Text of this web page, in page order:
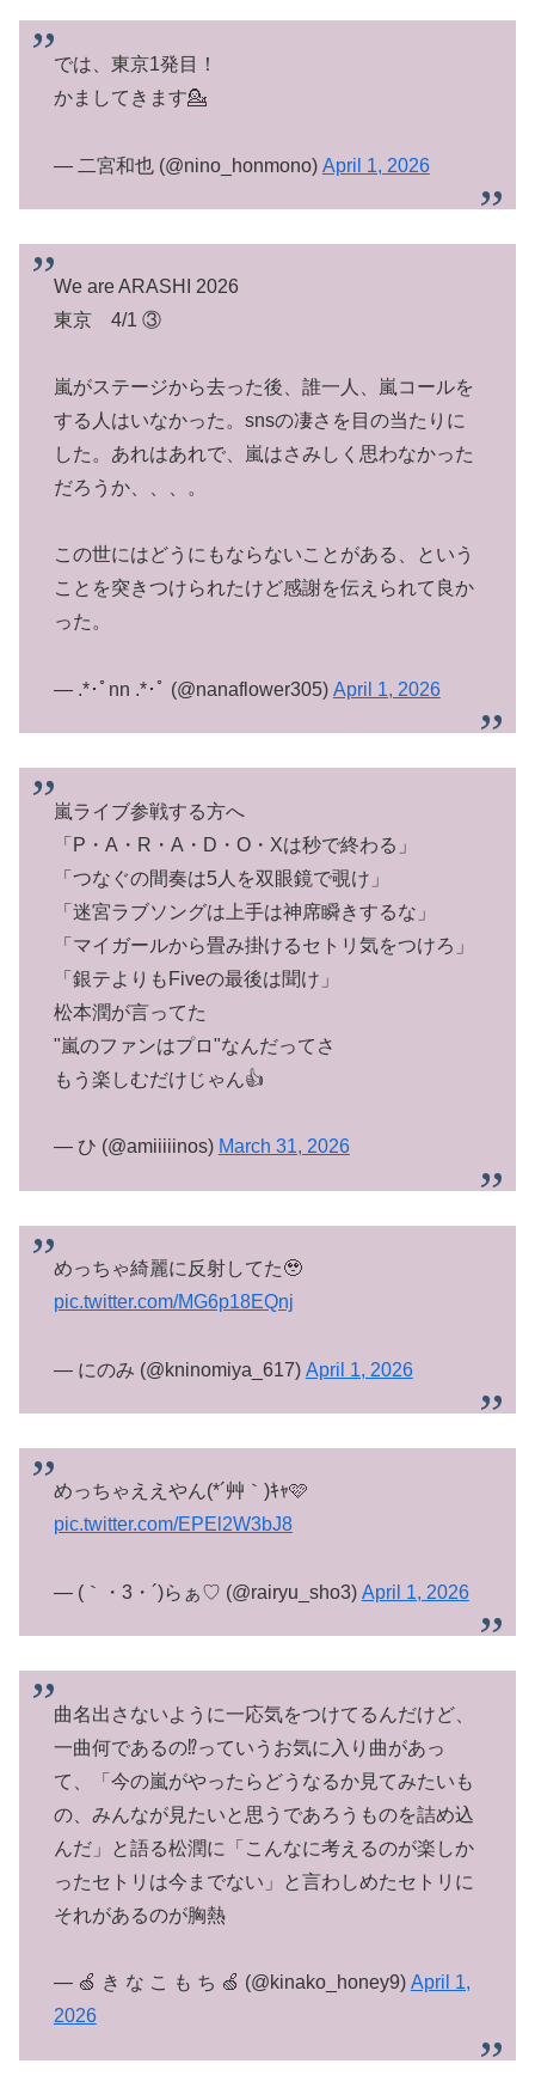
では、東京1発目！
かましてきます💁
— 二宮和也 (@nino_honmono) April 1, 2026
We are ARASHI 2026
東京 4/1 ③
嵐がステージから去った後、誰一人、嵐コールを
する人はいなかった。snsの凄さを目の当たりに
した。あれはあれで、嵐はさみしく思わなかった
だろうか、、、。
この世にはどうにもならないことがある、という
ことを突きつけられたけど感謝を伝えられて良か
った。
— .*･ﾟnn .*･ﾟ (@nanaflower305) April 1, 2026
嵐ライブ参戦する方へ
「P・A・R・A・D・O・Xは秒で終わる」
「つなぐの間奏は5人を双眼鏡で覗け」
「迷宮ラブソングは上手は神席瞬きするな」
「マイガールから畳み掛けるセトリ気をつけろ」
「銀テよりもFiveの最後は聞け」
松本潤が言ってた
"嵐のファンはプロ"なんだってさ
もう楽しむだけじゃん👍
— ひ (@amiiiiinos) March 31, 2026
めっちゃ綺麗に反射してた🥹
pic.twitter.com/MG6p18EQnj
— にのみ (@kninomiya_617) April 1, 2026
めっちゃええやん(*´艸｀)ｷｬ🩷
pic.twitter.com/EPEl2W3bJ8
— (｀・3・´)らぁ♡ (@rairyu_sho3) April 1, 2026
曲名出さないように一応気をつけてるんだけど、
一曲何であるの⁉️っていうお気に入り曲があっ
て、「今の嵐がやったらどうなるか見てみたいも
の、みんなが見たいと思うであろうものを詰め込
んだ」と語る松潤に「こんなに考えるのが楽しか
ったセトリは今までない」と言わしめたセトリに
それがあるのが胸熱
— 🍏 き な こ も ち 🍏 (@kinako_honey9) April 1,
2026